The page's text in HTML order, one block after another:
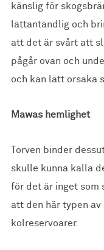
känslig för
lättantändlig och
att det är svårt att
pågår ovan och
och kan lätt orsaka
Mawas hemlighet
Torven binder
skulle kunna kalla
för det är inget som
att den här typen av
kolreservoarer.